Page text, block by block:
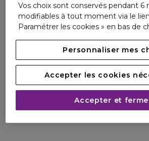
Vos choix sont conservés pendant 6
modifiables à tout moment via le
Paramétrer les cookies » en bas de
Personnaliser mes
Accepter les cookies
Accepter et